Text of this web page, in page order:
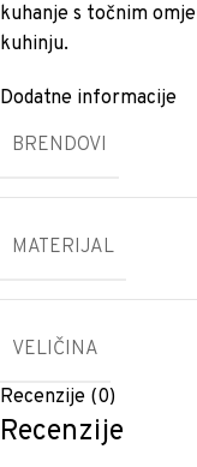
kuhanje s točnim
kuhinju.
Dodatne informacije
BRENDOVI
MATERIJAL
VELIČINA
Recenzije (0)
Recenzije